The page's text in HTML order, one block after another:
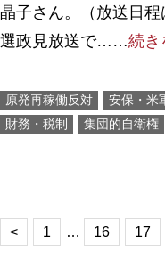
晶子さん。（放送日
選政見放送で……続き
原発再稼働反対 安保・米
財務・税制
集団的自衛権
< 1 … 16 17